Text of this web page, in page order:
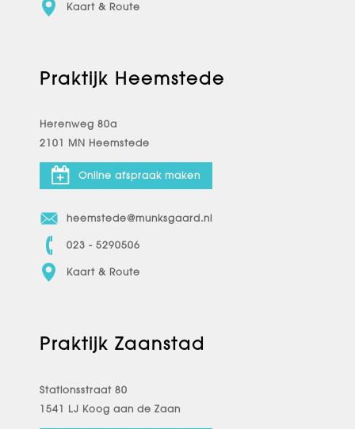
Kaart & Route
Praktijk Heemstede
Herenweg 80a
2101 MN Heemstede
Online afspraak maken
heemstede@munksgaard.nl
023 - 5290506
Kaart & Route
Praktijk Zaanstad
Stationsstraat 80
1541 LJ Koog aan de Zaan